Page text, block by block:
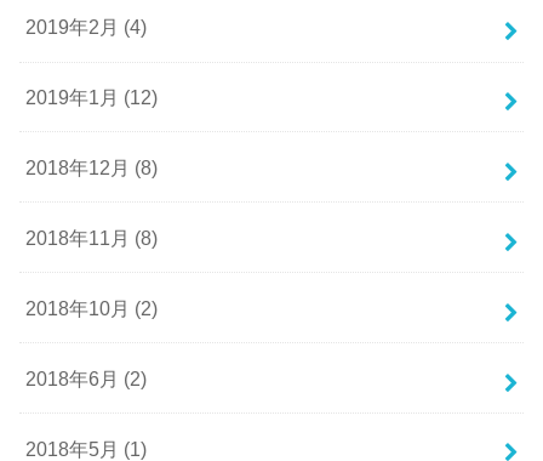
2019年2月 (4)
2019年1月 (12)
2018年12月 (8)
2018年11月 (8)
2018年10月 (2)
2018年6月 (2)
2018年5月 (1)